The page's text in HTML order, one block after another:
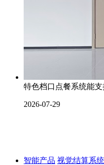
特色档口点餐系统能
2026-07-29
智能产品 视觉结算系统